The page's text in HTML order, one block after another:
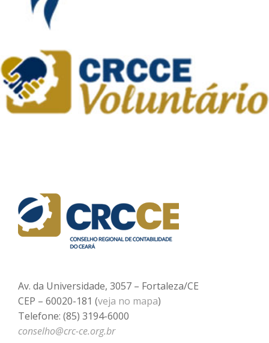
Av. da Universidade, 3057 – Fortaleza/CE
CEP – 60020-181 (veja no mapa)
Telefone: (85) 3194-6000
conselho@crc-ce.org.br